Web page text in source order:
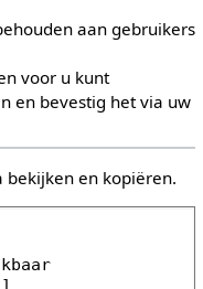
aan gebruikers
voor u kunt
en bevestig het via uw
bekijken en kopiëren.